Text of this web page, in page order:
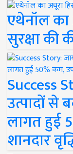
एथेनॉल का
सुरक्षा की
Success
उत्पादों से
लागत हुई
शानदार